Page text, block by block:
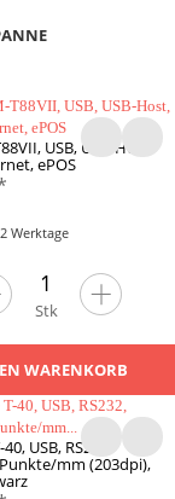
USB, USB-Host,
ePOS
Werktage
Stk
WARENKORB
USB, RS232,
mm (203dpi),